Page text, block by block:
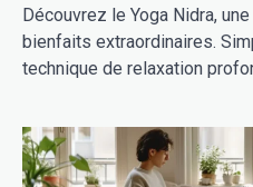
Découvrez le Yoga Nidra,
bienfaits extraordinaires.
technique de relaxation